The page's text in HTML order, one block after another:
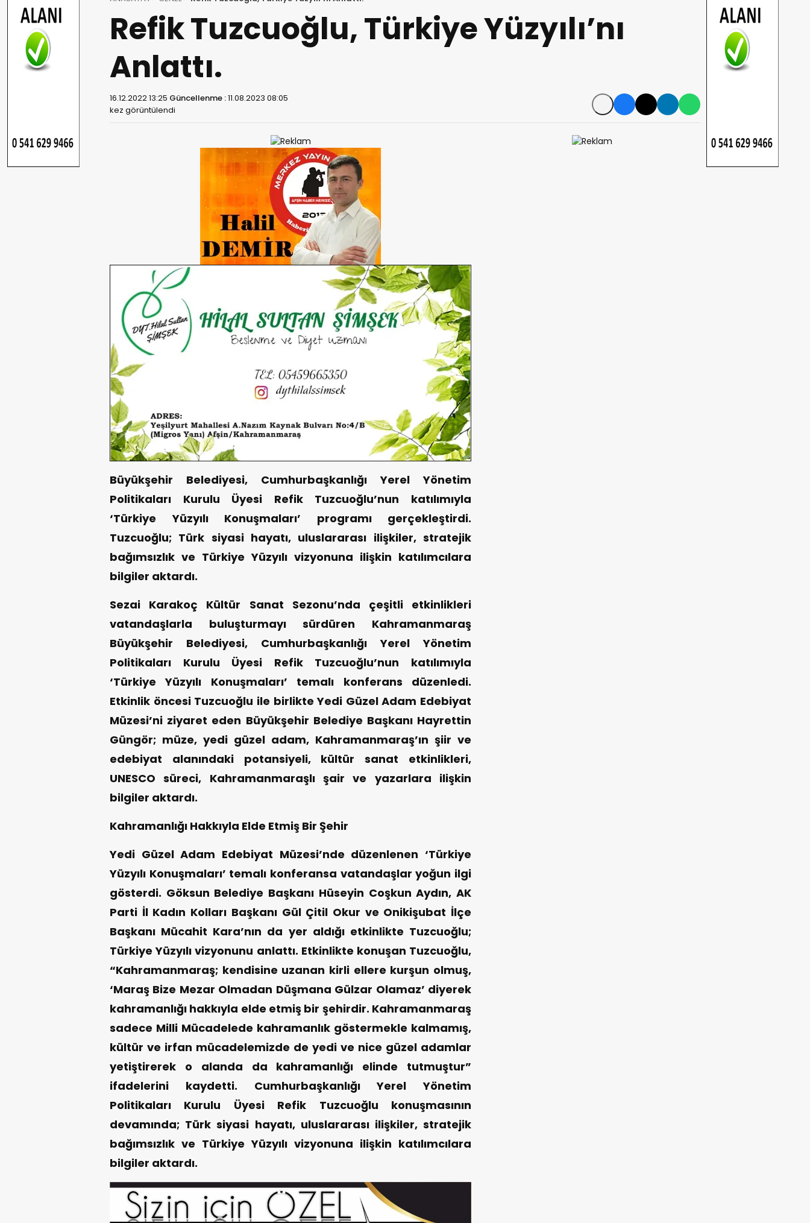
Refik Tuzcuoğlu, Türkiye Yüzyılı’nı
Anlattı.
16.12.2022 13:25 Güncellenme :11.08.2023 08:05
kez görüntülendi
Büyükşehir Belediyesi, Cumhurbaşkanlığı Yerel Yönetim
Politikaları Kurulu Üyesi Refik Tuzcuoğlu’nun katılımıyla
‘Türkiye Yüzyılı Konuşmaları’ programı gerçekleştirdi.
Tuzcuoğlu; Türk siyasi hayatı, uluslararası ilişkiler, stratejik
bağımsızlık ve Türkiye Yüzyılı vizyonuna ilişkin katılımcılara
bilgiler aktardı.
Sezai Karakoç Kültür Sanat Sezonu’nda çeşitli etkinlikleri
vatandaşlarla buluşturmayı sürdüren Kahramanmaraş
Büyükşehir Belediyesi, Cumhurbaşkanlığı Yerel Yönetim
Politikaları Kurulu Üyesi Refik Tuzcuoğlu’nun katılımıyla
‘Türkiye Yüzyılı Konuşmaları’ temalı konferans düzenledi.
Etkinlik öncesi Tuzcuoğlu ile birlikte Yedi Güzel Adam Edebiyat
Müzesi’ni ziyaret eden Büyükşehir Belediye Başkanı Hayrettin
Güngör; müze, yedi güzel adam, Kahramanmaraş’ın şiir ve
edebiyat alanındaki potansiyeli, kültür sanat etkinlikleri,
UNESCO süreci, Kahramanmaraşlı şair ve yazarlara ilişkin
bilgiler aktardı.
Kahramanlığı Hakkıyla Elde Etmiş Bir Şehir
Yedi Güzel Adam Edebiyat Müzesi’nde düzenlenen ‘Türkiye
Yüzyılı Konuşmaları’ temalı konferansa vatandaşlar yoğun ilgi
gösterdi. Göksun Belediye Başkanı Hüseyin Coşkun Aydın, AK
Parti İl Kadın Kolları Başkanı Gül Çitil Okur ve Onikişubat İlçe
Başkanı Mücahit Kara’nın da yer aldığı etkinlikte Tuzcuoğlu;
Türkiye Yüzyılı vizyonunu anlattı. Etkinlikte konuşan Tuzcuoğlu,
“Kahramanmaraş; kendisine uzanan kirli ellere kurşun olmuş,
‘Maraş Bize Mezar Olmadan Düşmana Gülzar Olamaz’ diyerek
kahramanlığı hakkıyla elde etmiş bir şehirdir. Kahramanmaraş
sadece Milli Mücadelede kahramanlık göstermekle kalmamış,
kültür ve irfan mücadelemizde de yedi ve nice güzel adamlar
yetiştirerek o alanda da kahramanlığı elinde tutmuştur”
ifadelerini kaydetti. Cumhurbaşkanlığı Yerel Yönetim
Politikaları Kurulu Üyesi Refik Tuzcuoğlu konuşmasının
devamında; Türk siyasi hayatı, uluslararası ilişkiler, stratejik
bağımsızlık ve Türkiye Yüzyılı vizyonuna ilişkin katılımcılara
bilgiler aktardı.